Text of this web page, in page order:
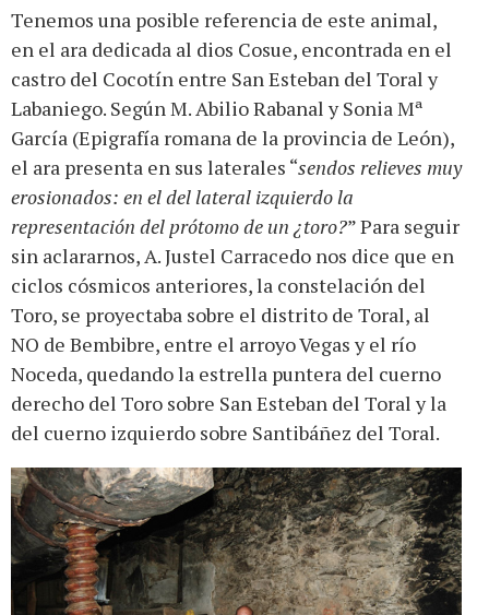
Tenemos una posible referencia de este animal,
en el ara dedicada al dios Cosue, encontrada en el
castro del Cocotín entre San Esteban del Toral y
Labaniego. Según M. Abilio Rabanal y Sonia Mª
García (Epigrafía romana de la provincia de León),
el ara presenta en sus laterales “sendos relieves muy
erosionados: en el del lateral izquierdo la
representación del prótomo de un ¿toro?” Para seguir
sin aclararnos, A. Justel Carracedo nos dice que en
ciclos cósmicos anteriores, la constelación del
Toro, se proyectaba sobre el distrito de Toral, al
NO de Bembibre, entre el arroyo Vegas y el río
Noceda, quedando la estrella puntera del cuerno
derecho del Toro sobre San Esteban del Toral y la
del cuerno izquierdo sobre Santibáñez del Toral.